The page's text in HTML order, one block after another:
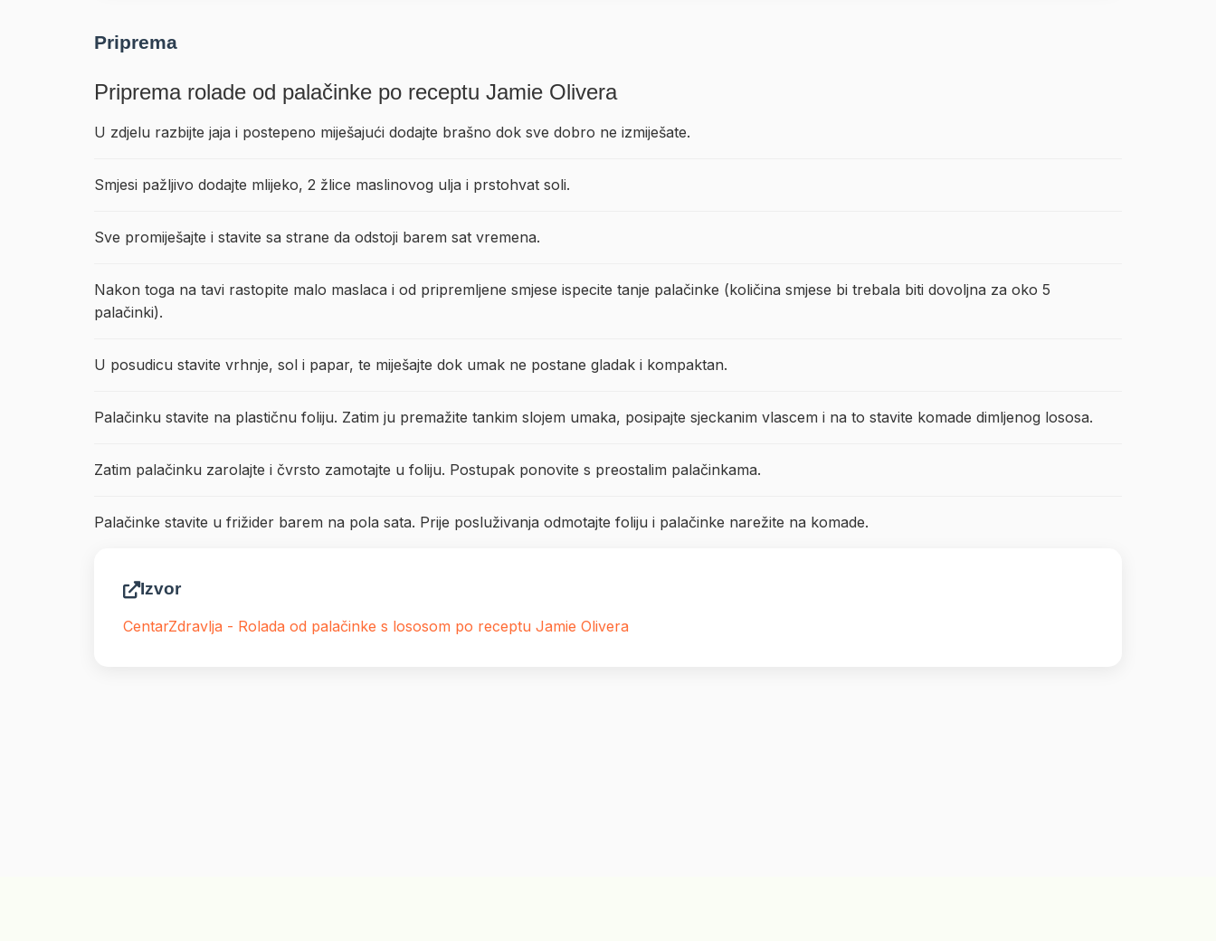
Priprema
Priprema rolade od palačinke po receptu Jamie Olivera
U zdjelu razbijte jaja i postepeno miješajući dodajte brašno dok sve dobro ne izmiješate.
Smjesi pažljivo dodajte mlijeko, 2 žlice maslinovog ulja i prstohvat soli.
Sve promiješajte i stavite sa strane da odstoji barem sat vremena.
Nakon toga na tavi rastopite malo maslaca i od pripremljene smjese ispecite tanje palačinke (količina smjese bi trebala biti dovoljna za oko 5
palačinki).
U posudicu stavite vrhnje, sol i papar, te miješajte dok umak ne postane gladak i kompaktan.
Palačinku stavite na plastičnu foliju. Zatim ju premažite tankim slojem umaka, posipajte sjeckanim vlascem i na to stavite komade dimljenog lososa.
Zatim palačinku zarolajte i čvrsto zamotajte u foliju. Postupak ponovite s preostalim palačinkama.
Palačinke stavite u frižider barem na pola sata. Prije posluživanja odmotajte foliju i palačinke narežite na komade.
Izvor
CentarZdravlja - Rolada od palačinke s lososom po receptu Jamie Olivera